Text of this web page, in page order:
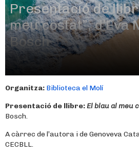
Presentació de
meu costat”, d’Eva
Bosch
Organitza: Biblioteca el Molí
Presentació de llibre:El blau al meu
Bosch.
A càrrec de l’autora i de Genoveva
CECBLL.